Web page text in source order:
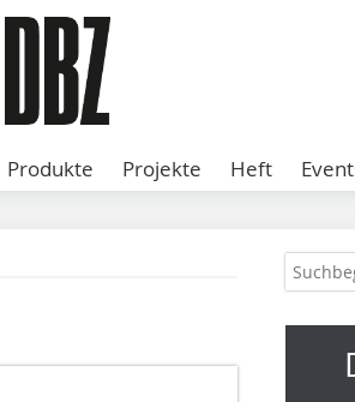
Produkte Projekte Heft